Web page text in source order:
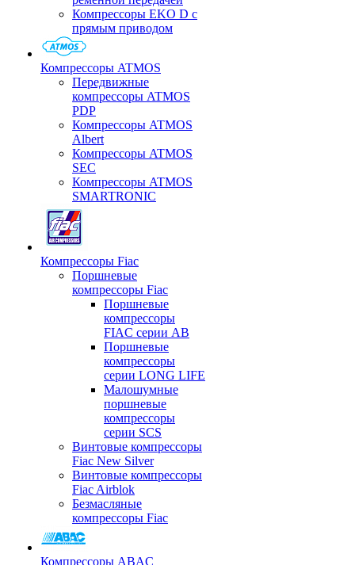
Компрессоры EKO D с
прямым приводом
Компрессоры ATMOS
Передвижные
компрессоры ATMOS
PDP
Компрессоры ATMOS
Albert
Компрессоры ATMOS
SEC
Компрессоры ATMOS
SMARTRONIC
Компрессоры Fiac
Поршневые
компрессоры Fiac
Поршневые
компрессоры
FIAC серии AB
Поршневые
компрессоры
серии LONG LIFE
Малошумные
поршневые
компрессоры
серии SCS
Винтовые компрессоры
Fiac New Silver
Винтовые компрессоры
Fiac Airblok
Безмасляные
компрессоры Fiac
Компрессоры ABAC